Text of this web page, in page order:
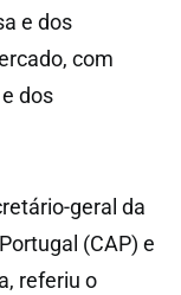
e dos
com
dos
geral da
(CAP) e
referiu o